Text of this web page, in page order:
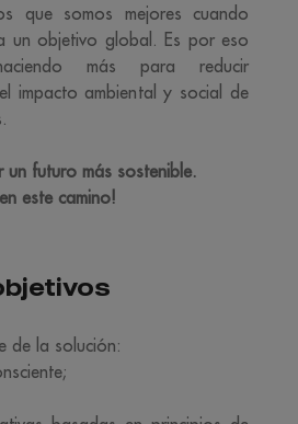
que somos mejores cuando
un objetivo global. Es por eso
más para reducir
impacto ambiental y social de
un futuro más sostenible.
este camino!
de la solución: